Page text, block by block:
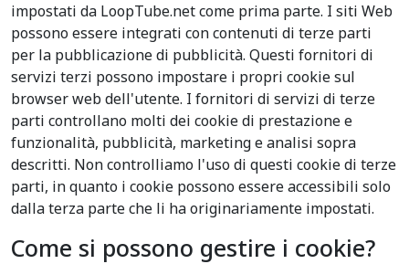
impostati da LoopTube.net come prima parte. I siti Web
possono essere integrati con contenuti di terze parti
per la pubblicazione di pubblicità. Questi fornitori di
servizi terzi possono impostare i propri cookie sul
browser web dell'utente. I fornitori di servizi di terze
parti controllano molti dei cookie di prestazione e
funzionalità, pubblicità, marketing e analisi sopra
descritti. Non controlliamo l'uso di questi cookie di terze
parti, in quanto i cookie possono essere accessibili solo
dalla terza parte che li ha originariamente impostati.
Come si possono gestire i cookie?